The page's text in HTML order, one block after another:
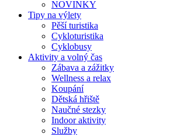
NOVINKY
Tipy na výlety
Pěší turistika
Cykloturistika
Cyklobusy
Aktivity a volný čas
Zábava a zážitky
Wellness a relax
Koupání
Dětská hřiště
Naučné stezky
Indoor aktivity
Služby